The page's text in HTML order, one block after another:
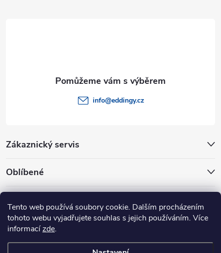
Tento web používá soubory cookie. Dalším procházením
tohoto webu vyjadřujete souhlas s jejich používáním. Více
informacízde.
Zákaznický servis
Oblíbené
info@eddingy.cz